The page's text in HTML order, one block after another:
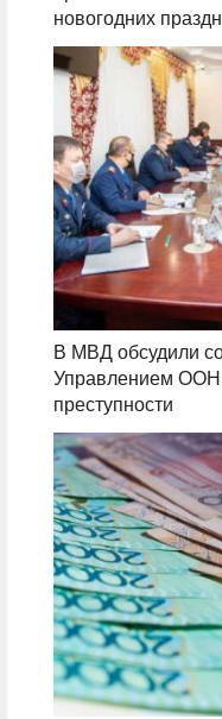
новогодних
В МВД обсудили
Управлением ООН
преступности